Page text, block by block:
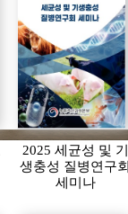
2025 세균성 및 기
생충성 질병연구회
세미나